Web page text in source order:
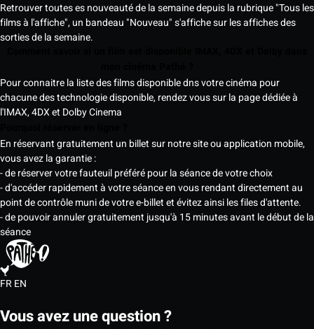
Retrouver toutes es nouveauté de la semaine depuis la rubrique "Tous les
films à l'affiche", un bandeau "Nouveau" s'affiche sur les affiches des
sorties de la semaine.
Pour connaitre la liste des films disponible dns votre cinéma pour
chacune des technologie disponible, rendez vous sur la page dédiée à
l'IMAX, 4DX et Dolby Cinema
En réservant gratuitement un billet sur notre site ou application mobile,
vous avez la garantie :
- de réserver votre fauteuil préféré pour la séance de votre choix
- d'accéder rapidement à votre séance en vous rendant directement au
point de contrôle muni de votre e-billet et évitez ainsi les files d'attente.
- de pouvoir annuler gratuitement jusqu'à 15 minutes avant le début de la
séance
FREN
Vous avez une question ?